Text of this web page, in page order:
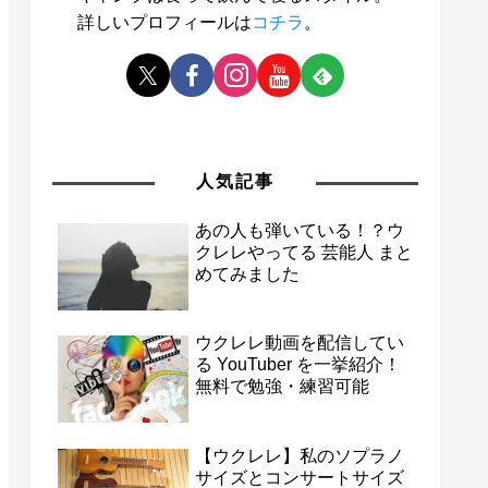
詳しいプロフィールはコチラ 。
人気記事
あの人も弾いている！？ウ
クレレやってる 芸能人 まと
めてみました
ウクレレ動画を配信してい
る YouTuber を一挙紹介！
無料で勉強・練習可能
【ウクレレ】私のソプラノ
サイズとコンサートサイズ